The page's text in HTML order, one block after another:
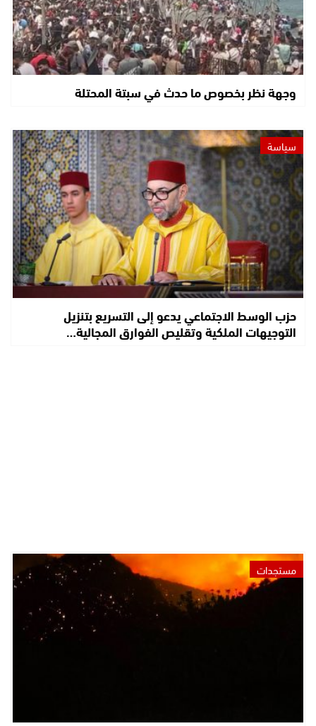
وجهة نظر بخصوص ما حدث في سبتة المحتلة
سياسة
حزب الوسط الاجتماعي يدعو إلى التسريع بتنزيل
التوجيهات الملكية وتقليص الفوارق المجالية…
مستجدات